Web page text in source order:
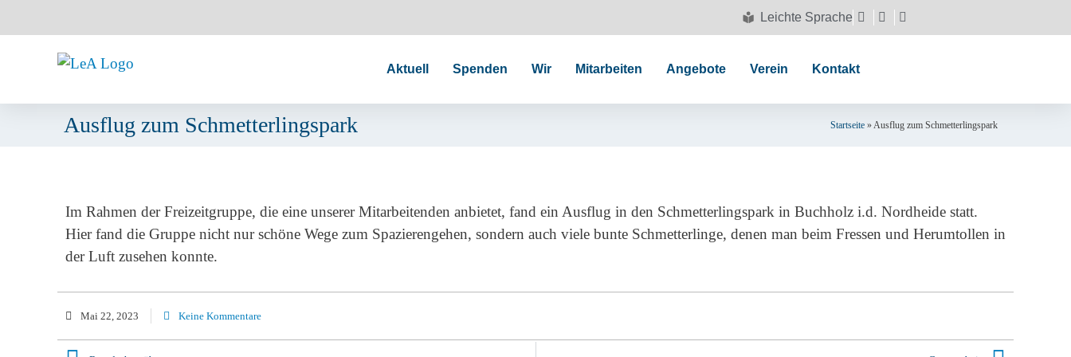
Leichte Sprache
Aktuell Spenden Wir Mitarbeiten Angebote Verein Kontakt
Ausflug zum Schmetterlingspark Startseite»Ausflug zum Schmetterlingspark
Im Rahmen der Freizeitgruppe, die eine unserer Mitarbeitenden anbietet, fand ein Ausflug in den Schmetterlingspark in Buchholz i.d. Nordheide statt.
Hier fand die Gruppe nicht nur schöne Wege zum Spazierengehen, sondern auch viele bunte Schmetterlinge, denen man beim Fressen und Herumtollen in
der Luft zusehen konnte.
Mai 22, 2023 Keine Kommentare